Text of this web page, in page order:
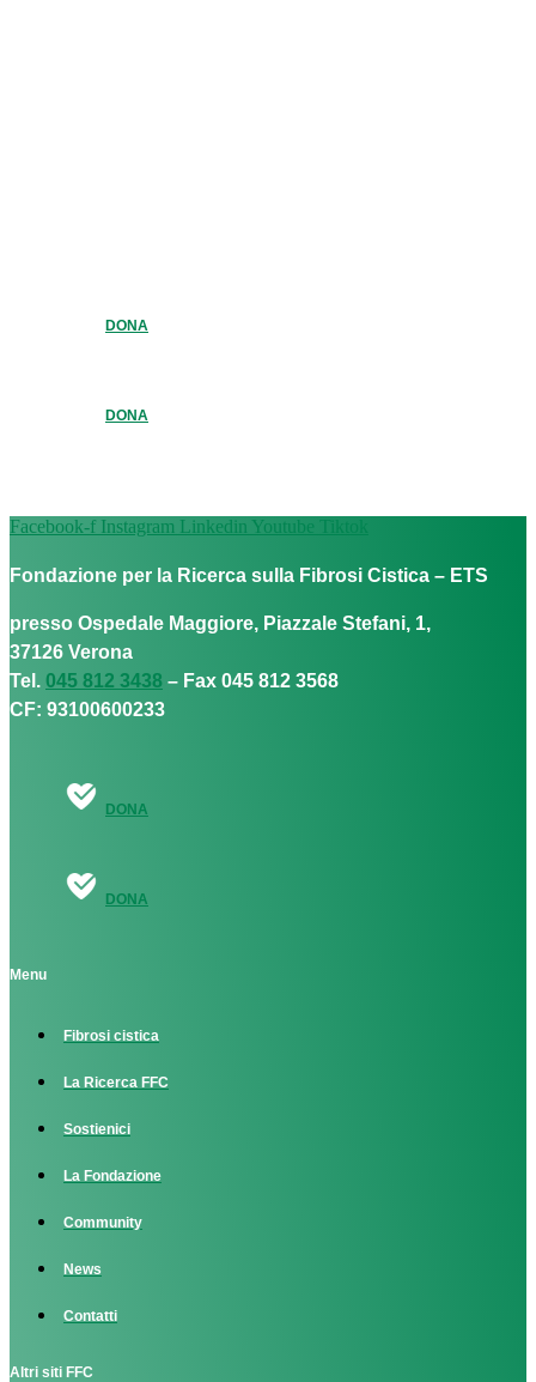
DONA
DONA
Facebook-f Instagram Linkedin Youtube Tiktok
Fondazione per la Ricerca sulla Fibrosi Cistica – ETS
presso Ospedale Maggiore, Piazzale Stefani, 1,
37126 Verona
Tel. 045 812 3438 – Fax 045 812 3568
CF: 93100600233
DONA
DONA
Menu
Fibrosi cistica
La Ricerca FFC
Sostienici
La Fondazione
Community
News
Contatti
Altri siti FFC